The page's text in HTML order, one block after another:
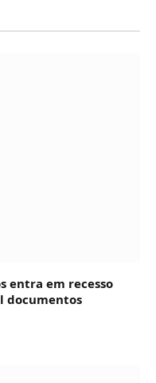
entra em recesso
documentos